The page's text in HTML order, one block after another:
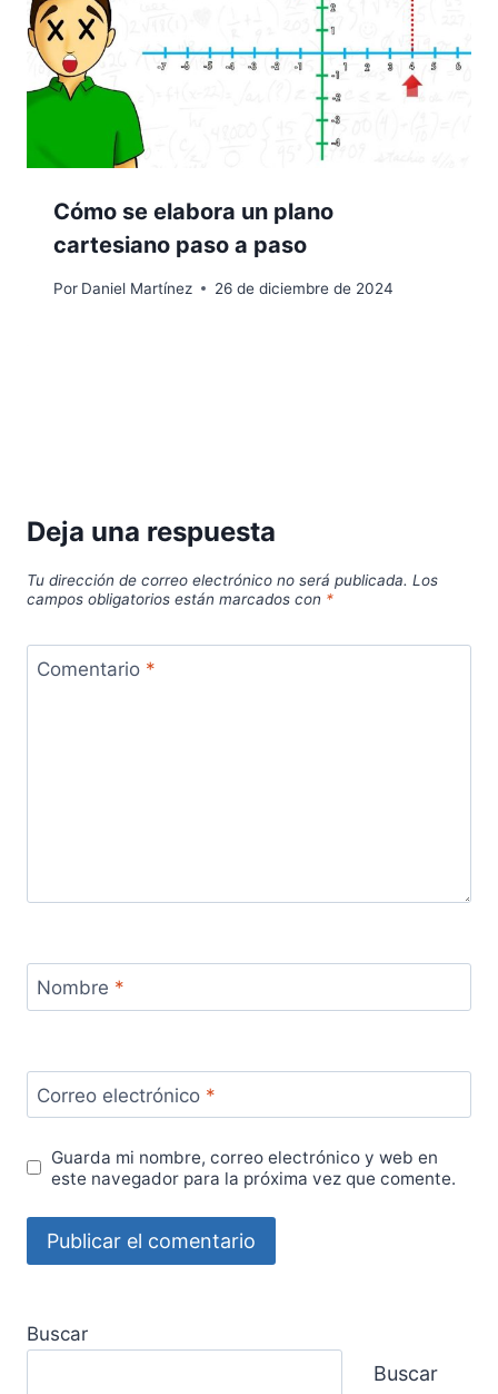
Cómo se elabora un plano
cartesiano paso a paso
Por Daniel Martínez 26 de diciembre de 2024
Deja una respuesta
Tu dirección de correo electrónico no será publicada. Los
campos obligatorios están marcados con *
Comentario *
Nombre *
Correo electrónico *
Guarda mi nombre, correo electrónico y web en
este navegador para la próxima vez que comente.
Buscar
Buscar